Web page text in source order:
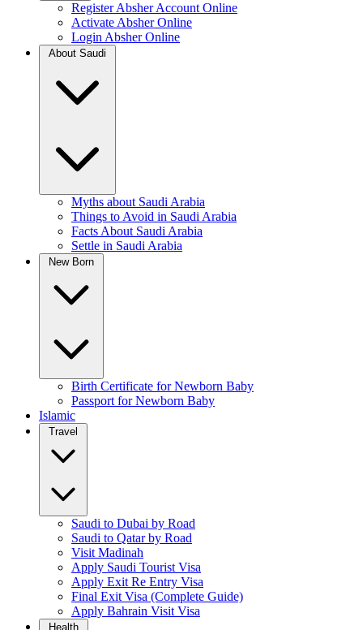
Register Absher Account Online
Activate Absher Online
Login Absher Online
Myths about Saudi Arabia
Things to Avoid in Saudi Arabia
Facts About Saudi Arabia
Settle in Saudi Arabia
Birth Certificate for Newborn Baby
Passport for Newborn Baby
Islamic
Saudi to Dubai by Road
Saudi to Qatar by Road
Visit Madinah
Apply Saudi Tourist Visa
Apply Exit Re Entry Visa
Final Exit Visa (Complete Guide)
Apply Bahrain Visit Visa